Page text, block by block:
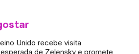
Unido recebe visita
de Zelensky e promete